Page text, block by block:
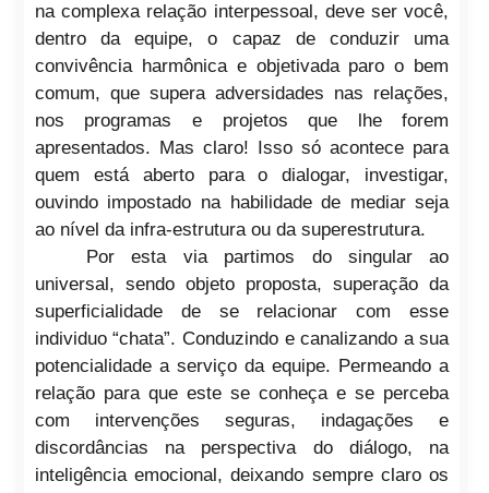
na complexa relação interpessoal, deve ser você,
dentro da equipe, o capaz de conduzir uma
convivência harmônica e objetivada paro o bem
comum, que supera adversidades nas relações,
nos programas e projetos que lhe forem
apresentados. Mas claro! Isso só acontece para
quem está aberto para o dialogar, investigar,
ouvindo impostado na habilidade de mediar seja
ao nível da infra-estrutura ou da superestrutura.
Por esta via partimos do singular ao
universal, sendo objeto proposta, superação da
superficialidade de se relacionar com esse
individuo “chata”. Conduzindo e canalizando a sua
potencialidade a serviço da equipe. Permeando a
relação para que este se conheça e se perceba
com intervenções seguras, indagações e
discordâncias na perspectiva do diálogo, na
inteligência emocional, deixando sempre claro os